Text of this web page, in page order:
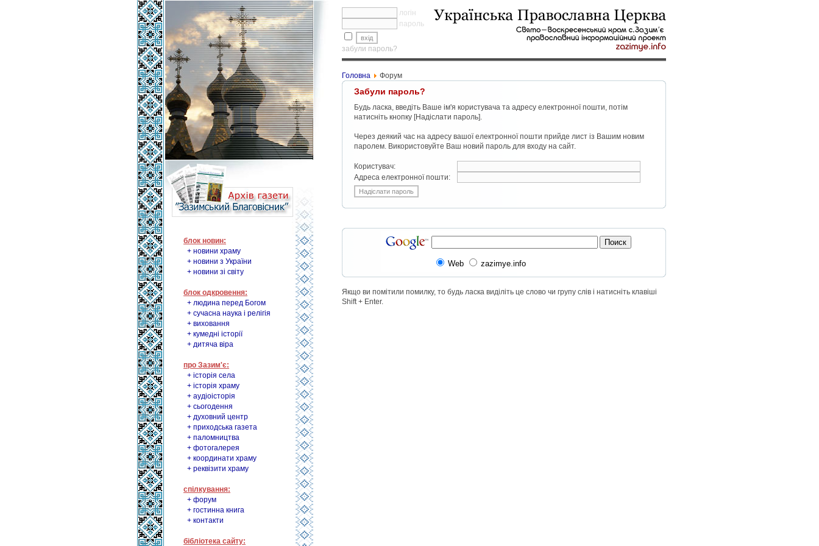
блок новин:
+ новини храму
+ новини з України
+ новини зі світу
блок одкровення:
+ людина перед Богом
+ сучасна наука і релігія
+ виховання
+ кумедні історії
+ дитяча віра
про Зазим'є:
+ історія села
+ історія храму
+ аудіоісторія
+ сьогодення
+ духовний центр
+ приходська газета
+ паломництва
+ фотогалерея
+ координати храму
+ реквізити храму
спілкування:
+ форум
+ гостинна книга
+ контакти
бібліотека сайту:
логін
пароль
забули пароль?
Головна Форум
Забули пароль?
Будь ласка, введіть Ваше ім'я користувача та адресу електронної пошти, потім
натисніть кнопку [Надіслати пароль].
Через деякий час на адресу вашої електронної пошти прийде лист із Вашим новим
паролем. Використовуйте Ваш новий пароль для входу на сайт.
Користувач:
Адреса електронної пошти:
Web zazimye.info
Якщо ви помітили помилку, то будь ласка виділіть це слово чи групу слів і натисніть клавіші
Shift + Enter.